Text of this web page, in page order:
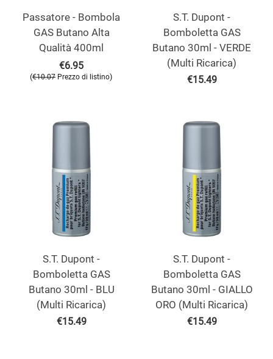
Passatore - Bombola
GAS Butano Alta
Qualità 400ml
€6.95
(€10.07 Prezzo di listino)
S.T. Dupont -
Bomboletta GAS
Butano 30ml - VERDE
(Multi Ricarica)
€15.49
S.T. Dupont -
Bomboletta GAS
Butano 30ml - BLU
(Multi Ricarica)
€15.49
S.T. Dupont -
Bomboletta GAS
Butano 30ml - GIALLO
ORO (Multi Ricarica)
€15.49